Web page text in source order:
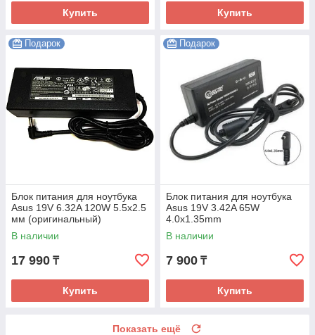
Купить Купить
Подарок
Блок питания для ноутбука
Asus 19V 6.32A 120W 5.5x2.5
мм (оригинальный)
В наличии
17 990 ₸
Купить
Подарок
Блок питания для ноутбука
Asus 19V 3.42A 65W
4.0x1.35mm
В наличии
7 900 ₸
Купить
Показать ещё